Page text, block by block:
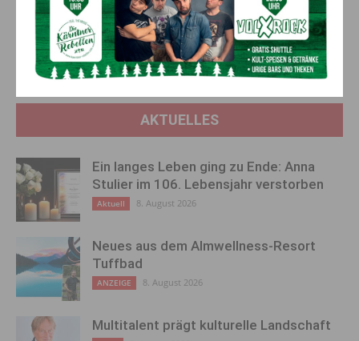
Vorheriger Artikel
Ganz Österreich bleibt tief­rot:
Corona-Ampel zeigt weiter
hohes Risiko
Nächster Artikel
Aaron Mitchell verstärkt den
Carinthian Lions Coaching
Staff
AKTUELLES
Ein langes Leben ging zu Ende: Anna
Stulier im 106. Lebensjahr verstorben
Aktuell 8. August 2026
Neues aus dem Almwellness-Resort
Tuffbad
ANZEIGE 8. August 2026
Multitalent prägt kulturelle Landschaft